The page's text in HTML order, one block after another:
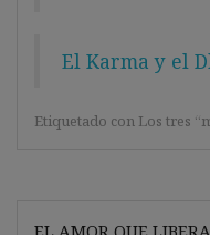
El Karma y el
Etiquetado con Los tres
Navegación
EL AMOR QUE LIBERA